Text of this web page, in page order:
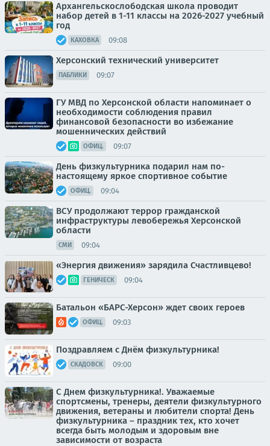
Архангельскослободская школа проводит
набор детей в 1-11 классы на 2026-2027 учебный
год
КАХОВКА 09:08
Херсонский технический университет
ПАБЛИКИ 09:07
ГУ МВД по Херсонской области напоминает о
необходимости соблюдения правил
финансовой безопасности во избежание
мошеннических действий
ОФИЦ. 09:07
День физкультурника подарил нам по-
настоящему яркое спортивное событие
ОФИЦ. 09:04
ВСУ продолжают террор гражданской
инфраструктуры левобережья Херсонской
области
СМИ 09:04
«Энергия движения» зарядила Счастливцево!
ГЕНИЧЕСК 09:04
Батальон «БАРС-Херсон» ждет своих героев
ОФИЦ. 09:03
Поздравляем с Днём физкультурника!
СКАДОВСК 09:00
С Днем физкультурника!. Уважаемые
спортсмены, тренеры, деятели физкультурного
движения, ветераны и любители спорта! День
физкультурника – праздник тех, кто хочет
всегда быть молодым и здоровым вне
зависимости от возраста